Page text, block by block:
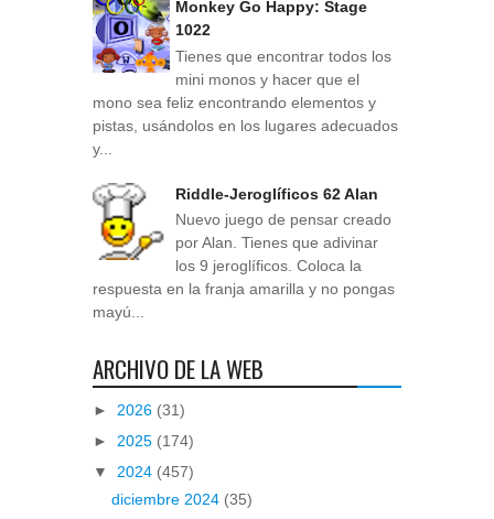
Monkey Go Happy: Stage
1022
Tienes que encontrar todos los
mini monos y hacer que el
mono sea feliz encontrando elementos y
pistas, usándolos en los lugares adecuados
y...
Riddle-Jeroglíficos 62 Alan
Nuevo juego de pensar creado
por Alan. Tienes que adivinar
los 9 jeroglíficos. Coloca la
respuesta en la franja amarilla y no pongas
mayú...
ARCHIVO DE LA WEB
► 2026 (31)
► 2025 (174)
▼ 2024 (457)
diciembre 2024 (35)